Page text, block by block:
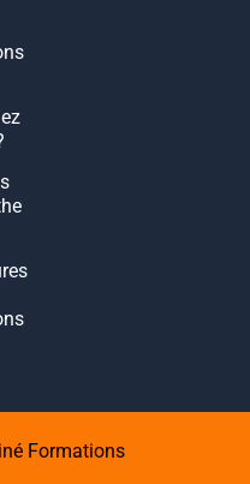
Formations